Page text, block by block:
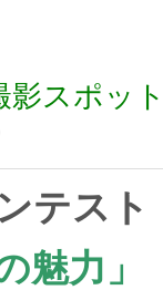
影スポッ
テスト
魅力」